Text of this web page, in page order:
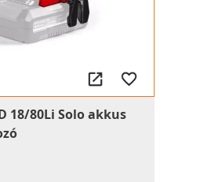
18/80Li Solo akkus